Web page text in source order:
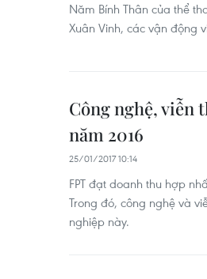
Năm Bính Thân của thể
Xuân Vinh, các vận động
Công nghệ, viễn
năm 2016
25/01/2017 10:14
FPT đạt doanh thu hợp
Trong đó, công nghệ và
nghiệp này.